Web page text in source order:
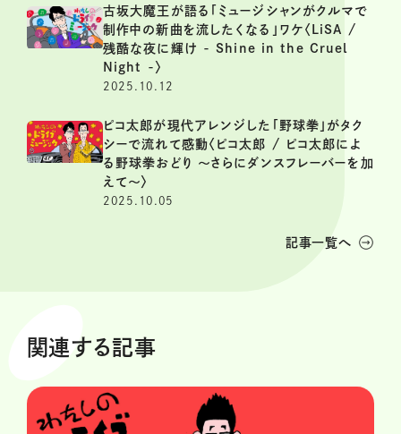
古坂大魔王が語る「ミュージシャンがクルマで
制作中の新曲を流したくなる」ワケ〈LiSA /
残酷な夜に輝け - Shine in the Cruel
Night -〉
2025.10.12
ピコ太郎が現代アレンジした「野球拳」がタク
シーで流れて感動〈ピコ太郎 / ピコ太郎によ
る野球拳おどり 〜さらにダンスフレーバーを加
えて〜〉
2025.10.05
記事一覧へ
関連する記事